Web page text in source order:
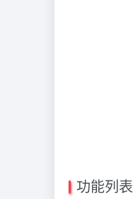
功能列表